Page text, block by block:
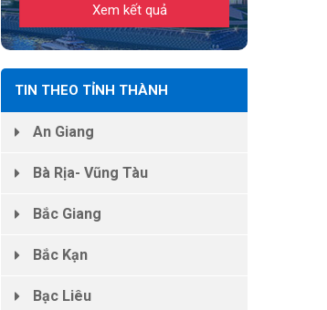
TIN THEO TỈNH THÀNH
An Giang
Bà Rịa- Vũng Tàu
Bắc Giang
Bắc Kạn
Bạc Liêu